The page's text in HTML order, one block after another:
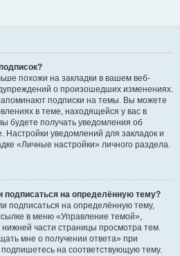
похожи на закладки в вашем веб-
о произошедших изменениях.
подписки на темы. Вы можете
в теме, находящейся у вас в
будете получать уведомления об
уведомлений для закладок и
«Личные настройки» личного раздела.
подписаться на определённую тему?
подписаться на определённую тему,
в меню «Управление темой»,
нижней части страницы просмотра тем.
мне о получении ответа» при
на соответствующую тему.